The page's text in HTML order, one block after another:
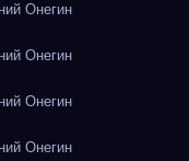
Онегин
Онегин
Онегин
Онегин